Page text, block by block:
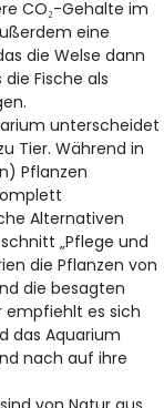
CO₂-Gehalte im
eine
die Welse dann
Fische als
unterscheidet
Tier. Während in
Pflanzen
Alternativen
„Pflege und
die Pflanzen von
die besagten
empfiehlt es sich
das Aquarium
nach auf ihre